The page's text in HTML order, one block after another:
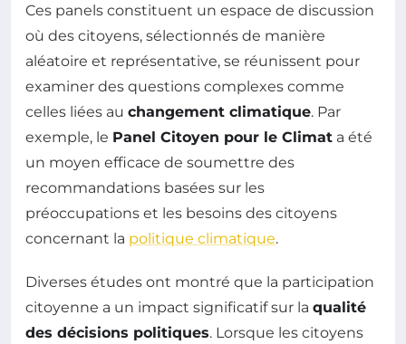
Ces panels constituent un espace de discussion
où des citoyens, sélectionnés de manière
aléatoire et représentative, se réunissent pour
examiner des questions complexes comme
celles liées au changement climatique. Par
exemple, le Panel Citoyen pour le Climat a été
un moyen efficace de soumettre des
recommandations basées sur les
préoccupations et les besoins des citoyens
concernant la politique climatique.
Diverses études ont montré que la participation
citoyenne a un impact significatif sur la qualité
des décisions politiques. Lorsque les citoyens